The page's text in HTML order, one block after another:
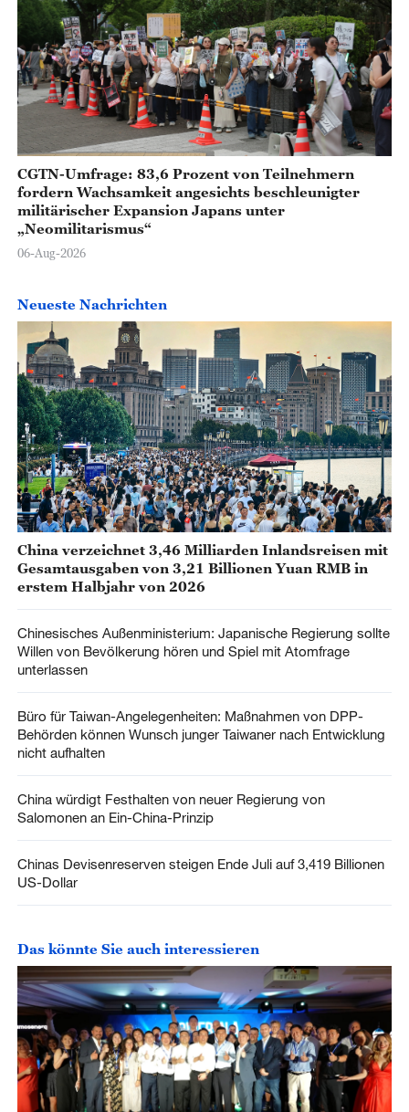
CGTN-Umfrage: 83,6 Prozent von Teilnehmern
fordern Wachsamkeit angesichts beschleunigter
militärischer Expansion Japans unter
„Neomilitarismus“
06-Aug-2026
Neueste Nachrichten
China verzeichnet 3,46 Milliarden Inlandsreisen mit
Gesamtausgaben von 3,21 Billionen Yuan RMB in
erstem Halbjahr von 2026
Chinesisches Außenministerium: Japanische Regierung sollte
Willen von Bevölkerung hören und Spiel mit Atomfrage
unterlassen
Büro für Taiwan-Angelegenheiten: Maßnahmen von DPP-
Behörden können Wunsch junger Taiwaner nach Entwicklung
nicht aufhalten
China würdigt Festhalten von neuer Regierung von
Salomonen an Ein-China-Prinzip
Chinas Devisenreserven steigen Ende Juli auf 3,419 Billionen
US-Dollar
Das könnte Sie auch interessieren